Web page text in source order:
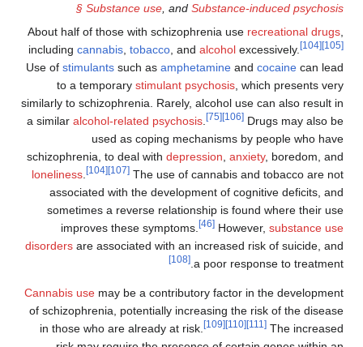
§ Substance use, andSubstance-
About half of those with schizophrenia use
includingcannabis,tobacco, andalcohol
Use ofstimulantssuch asamphetamine and
to a temporarystimulant psychosis, which
similarly to schizophrenia. Rarely, alcohol use
a similaralcohol-related psychosis. [106]
used as coping mechanisms by
schizophrenia, to deal withdepression, anxiety
loneliness.
The use of cannabis and
associated with the development of
sometimes a reverse relationship is found
improves these symptoms.
However,
disordersare associated with an increased risk
a poor
Cannabis usemay be a contributory factor in
of schizophrenia, potentially increasing the risk
in those who are already at risk.